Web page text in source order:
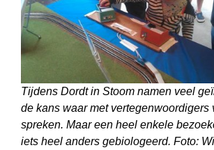
Tijdens Dordt in Stoom namen veel
de kans waar met vertegenwoordigers
spreken. Maar een heel enkele
iets heel anders gebiologeerd. Foto: